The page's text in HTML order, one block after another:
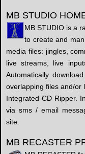
MB STUDIO
MB STUDIO is a
to create and
media files: jingles,
live streams, live
Automatically
overlapping files and/or
Integrated CD Ripper.
via sms / email
site.
MB RECASTER